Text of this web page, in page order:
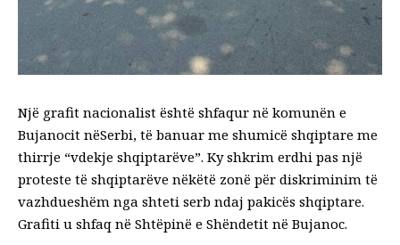
Një grafit nacionalist është shfaqur në komunën e
Bujanocit nëSerbi, të banuar me shumicë shqiptare me
thirrje “vdekje shqiptarëve”. Ky shkrim erdhi pas një
proteste të shqiptarëve nëkëtë zonë për diskriminim të
vazhdueshëm nga shteti serb ndaj pakicës shqiptare.
Grafiti u shfaq në Shtëpinë e Shëndetit në Bujanoc.